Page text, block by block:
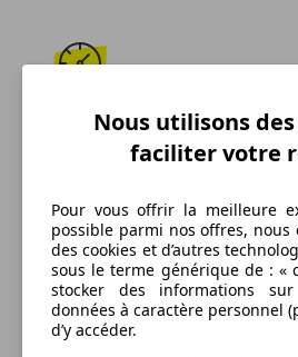
164 km/h
Vitesse maximale
Essence
Carburant
Nous utilisons
faciliter votre
Pour vous offrir la meilleure
possible parmi nos offres,
des cookies et d’autres
sous le terme générique de : «
stocker des informations
données à caractère personnel
d’y accéder.